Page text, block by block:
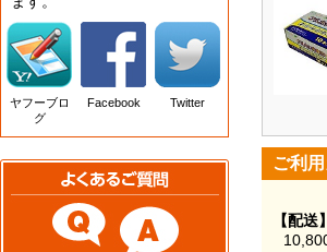
ヤフーブロ
グ
Facebook Twitter
ご利
【配送】